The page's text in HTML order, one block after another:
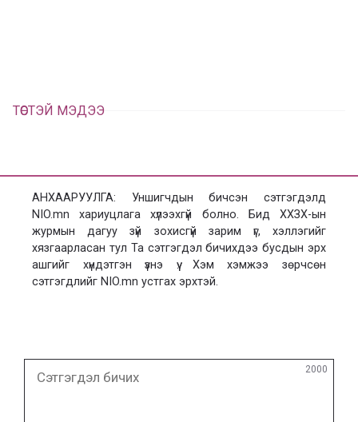
ТӨСТЭЙ МЭДЭЭ
АНХААРУУЛГА: Уншигчдын бичсэн сэтгэгдэлд
NIO.mn хариуцлага хүлээхгүй болно. Бид ХХЗХ-ын
журмын дагуу зүй зохисгүй зарим үг, хэллэгийг
хязгаарласан тул Та сэтгэгдэл бичихдээ бусдын эрх
ашгийг хүндэтгэн үзнэ үү. Хэм хэмжээ зөрчсөн
сэтгэгдлийг NIO.mn устгах эрхтэй.
бичих
2000